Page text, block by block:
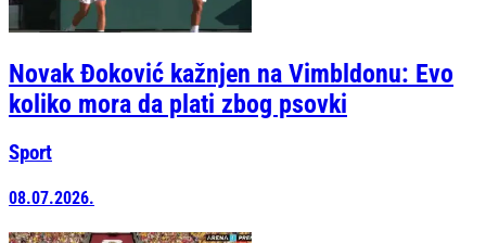
Novak Đoković kažnjen na Vimbldonu: Evo
koliko mora da plati zbog psovki
Sport
08.07.2026.